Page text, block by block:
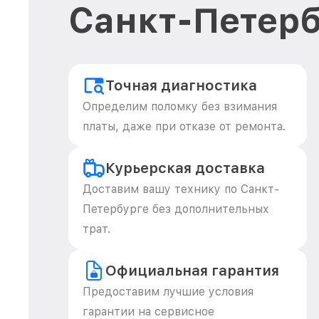
Санкт-
Точная диагностика
Определим поломку без взимания
платы, даже при отказе от ремонта.
Курьерская доставка
Доставим вашу технику по Санкт-
Петербурге без дополнительных
трат.
Официальная гарантия
Предоставим лучшие условия
гарантии на сервисное